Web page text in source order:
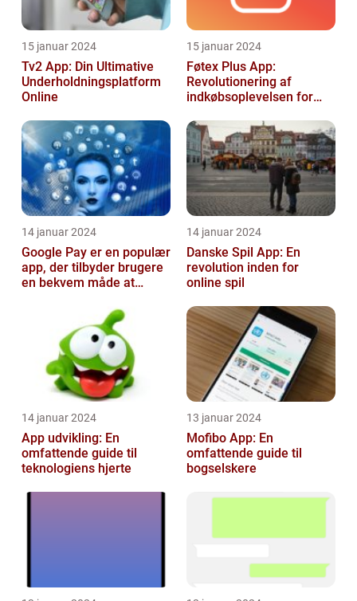
15 januar 2024
Tv2 App: Din Ultimative
Underholdningsplatform
Online
15 januar 2024
Føtex Plus App:
Revolutionering af
indkøbsoplevelsen for
14 januar 2024
Google Pay er en populær
app, der tilbyder brugere
en bekvem måde at
14 januar 2024
Danske Spil App: En
revolution inden for
online spil
14 januar 2024
App udvikling: En
omfattende guide til
teknologiens hjerte
13 januar 2024
Mofibo App: En
omfattende guide til
bogselskere